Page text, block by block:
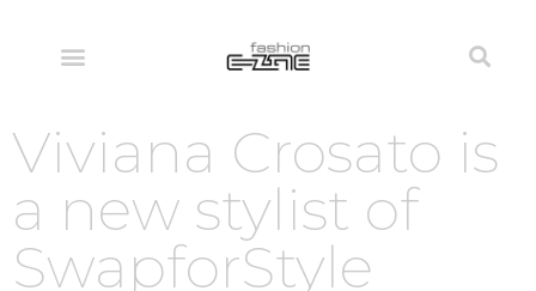
Viviana Crosato is
a new stylist of
SwapforStyle